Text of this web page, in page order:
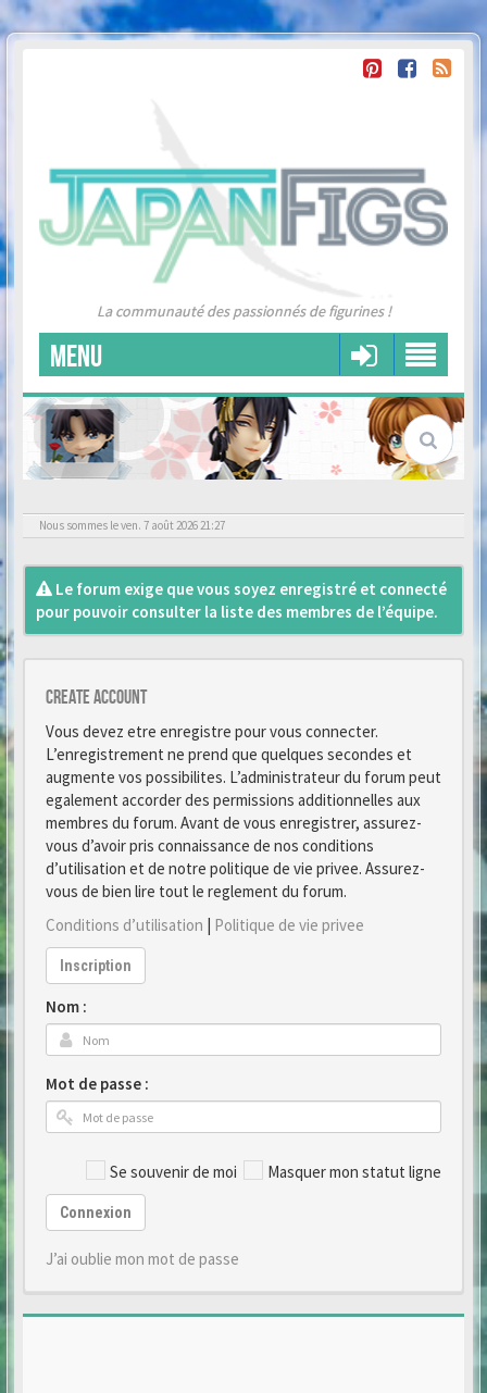
La communauté des passionnés de figurines !
MENU
Nous sommes le ven. 7 août 2026 21:27
Le forum exige que vous soyez enregistré et connecté
pour pouvoir consulter la liste des membres de l’équipe.
Create account
Vous devez etre enregistre pour vous connecter.
L’enregistrement ne prend que quelques secondes et
augmente vos possibilites. L’administrateur du forum peut
egalement accorder des permissions additionnelles aux
membres du forum. Avant de vous enregistrer, assurez-
vous d’avoir pris connaissance de nos conditions
d’utilisation et de notre politique de vie privee. Assurez-
vous de bien lire tout le reglement du forum.
Conditions d’utilisation | Politique de vie privee
Inscription
Nom :
Mot de passe :
Se souvenir de moi Masquer mon statut ligne
Connexion
J’ai oublie mon mot de passe